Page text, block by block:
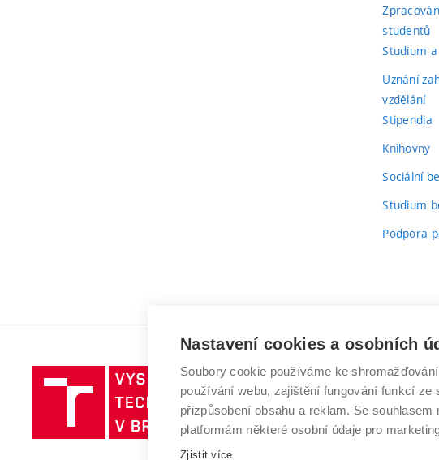
studentů
Studium
Uznání
vzdělání
Stipendia
Knihovny
Sociální
Studium
Podpora
Vysoké
učení
technické
v
602 00
Nastavení cookies a osobních
Soubory cookie používáme ke
používání webu, zajištění fungování funkcí ze
přizpůsobení obsahu a reklam. Se
platformám některé osobní údaje pro
Zjistit více